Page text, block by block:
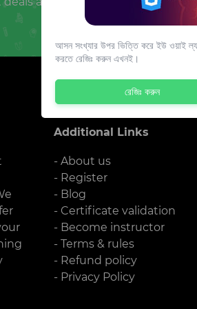
Additional Links
- About us
- Register
- Blog
- Certificate validation
- Become instructor
- Terms & rules
- Refund policy
- Privacy Policy
আসন সংখ্যার উপর ভিত্তি করে ইউ ওয়াই
করতে রেজিঃ করুন এখনই।
রেজিঃ করুন